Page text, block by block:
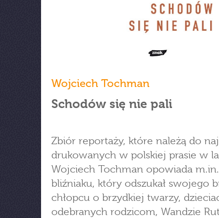
Wojciech Tochman
Schodów się nie pali
Zbiór reportaży, które należą do
drukowanych w polskiej prasie w
Wojciech Tochman opowiada
bliźniaku, który odszukał swojego
chłopcu o brzydkiej twarzy,
odebranych rodzicom, Wandzie